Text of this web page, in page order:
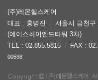
(주)레몬헬스케어
대표 : 홍병진
서울시 금천구
(에이스하이엔드타워 3차)
TEL : 02.855.5815
FAX :
00598
Copyright (주)레몬헬스케어.